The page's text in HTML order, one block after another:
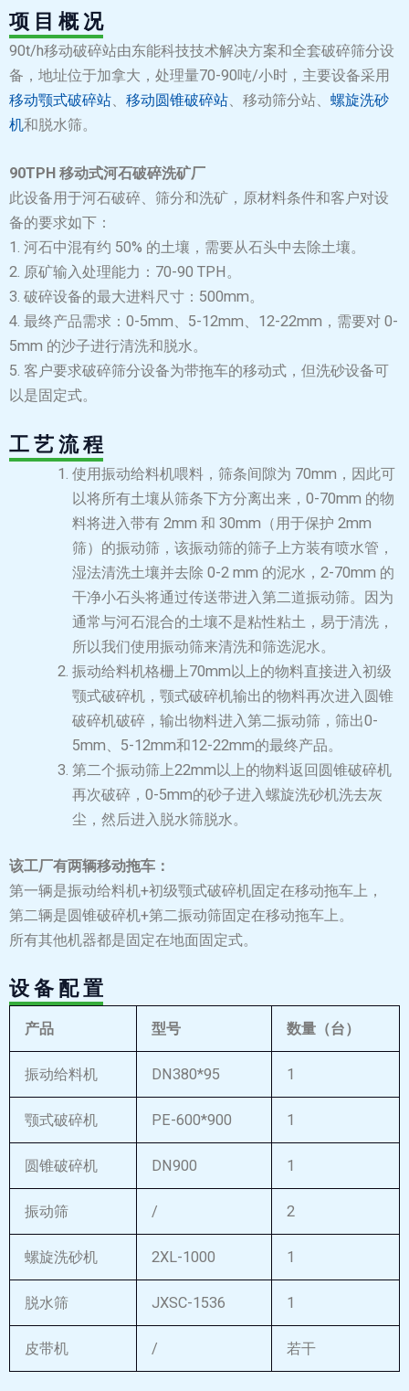
项 目 概 况
90t/h移动破碎站由东能科技技术解决方案和全套破碎筛分设
备，地址位于加拿大，处理量70-90吨/小时，主要设备采用
移动颚式破碎站、 移动圆锥破碎站、移动筛分站、 螺旋洗砂
机和脱水筛。
90TPH 移动式河石破碎洗矿厂
此设备用于河石破碎、筛分和洗矿，原材料条件和客户对设
备的要求如下：
1. 河石中混有约 50% 的土壤，需要从石头中去除土壤。
2. 原矿输入处理能力：70-90 TPH。
3. 破碎设备的最大进料尺寸：500mm。
4. 最终产品需求：0-5mm、5-12mm、12-22mm，需要对 0-
5mm 的沙子进行清洗和脱水。
5. 客户要求破碎筛分设备为带拖车的移动式，但洗砂设备可
以是固定式。
工 艺 流 程
使用振动给料机喂料，筛条间隙为 70mm，因此可
以将所有土壤从筛条下方分离出来，0-70mm 的物
料将进入带有 2mm 和 30mm（用于保护 2mm
筛）的振动筛，该振动筛的筛子上方装有喷水管，
湿法清洗土壤并去除 0-2 mm 的泥水，2-70mm 的
干净小石头将通过传送带进入第二道振动筛。因为
通常与河石混合的土壤不是粘性粘土，易于清洗，
所以我们使用振动筛来清洗和筛选泥水。
振动给料机格栅上70mm以上的物料直接进入初级
颚式破碎机，颚式破碎机输出的物料再次进入圆锥
破碎机破碎，输出物料进入第二振动筛，筛出0-
5mm、5-12mm和12-22mm的最终产品。
第二个振动筛上22mm以上的物料返回圆锥破碎机
再次破碎，0-5mm的砂子进入螺旋洗砂机洗去灰
尘，然后进入脱水筛脱水。
该工厂有两辆移动拖车：
第一辆是振动给料机+初级颚式破碎机固定在移动拖车上，
第二辆是圆锥破碎机+第二振动筛固定在移动拖车上。
所有其他机器都是固定在地面固定式。
设 备 配 置
产品 型号 数量（台）
振动给料机 DN380*95 1
颚式破碎机 PE-600*900 1
圆锥破碎机 DN900 1
振动筛 / 2
螺旋洗砂机 2XL-1000 1
脱水筛 JXSC-1536 1
皮带机 / 若干